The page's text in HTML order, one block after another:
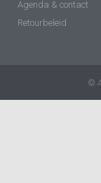
Agenda & contact
Retourbeleid
©